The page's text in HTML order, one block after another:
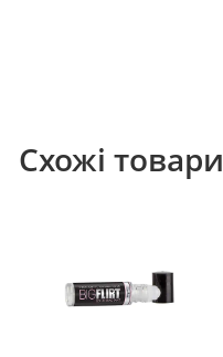
Схожі товари